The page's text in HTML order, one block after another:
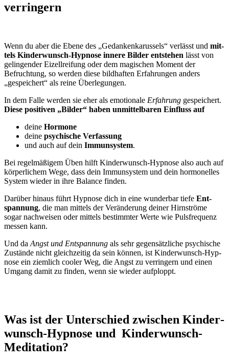
ver­rin­gern
Wenn du aber die Ebe­ne des „Gedan­ken­ka­rus­sels“ ver­lässt und mit­
tels Kin­der­wunsch-Hyp­no­se inne­re Bil­der ent­ste­hen lässt von
gelin­gen­der Eizell­rei­fung oder dem magi­schen Moment der
Befruch­tung, so wer­den die­se bild­haf­ten Erfah­run­gen anders
„gespei­chert“ als rei­ne Über­le­gun­gen.
In dem Fal­le wer­den sie eher als emo­tio­na­le Erfah­rung gespei­chert.
Die­se posi­ti­ven „Bil­der“ haben unmit­tel­ba­ren Ein­fluss auf
dei­ne Hor­mo­ne
dei­ne psy­chi­sche Ver­fas­sung
und auch auf dein Immun­sys­tem.
Bei regel­mä­ßi­gem Üben hilft Kin­der­wunsch-Hyp­no­se also auch auf
kör­per­li­chem Wege, dass dein Immun­sys­tem und dein hor­mo­nel­les
Sys­tem wie­der in ihre Balan­ce fin­den.
Dar­über hin­aus führt Hyp­no­se dich in eine wun­der­bar tie­fe Ent­
span­nung, die man mit­tels der Ver­än­de­rung dei­ner Hirn­strö­me
sogar nach­wei­sen oder mit­tels bestimm­ter Wer­te wie Puls­fre­quenz
mes­sen kann.
Und daAngst und Ent­span­nung als sehr gegen­sätz­li­che psy­chi­sche
Zustän­de nicht gleich­zei­tig da sein kön­nen, ist Kin­der­wunsch-Hyp­
no­se ein ziem­lich coo­ler Weg, die Angst zu ver­rin­gern und einen
Umgang damit zu fin­den, wenn sie wie­der auf­ploppt.
Was ist der Unter­schied zwi­schen Kin­der­
wunsch-Hyp­no­se und Kin­der­wunsch-
Medi­ta­ti­on?